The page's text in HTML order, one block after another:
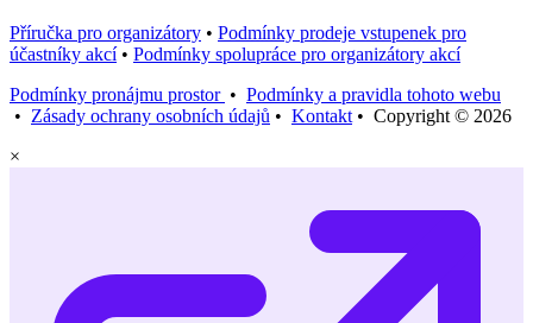
Příručka pro organizátory • Podmínky prodeje vstupenek pro
účastníky akcí• Podmínky spolupráce pro organizátory akcí
Podmínky pronájmu prostor • Podmínky a pravidla tohoto webu
• Zásady ochrany osobních údajů • Kontakt • Copyright © 2026
×